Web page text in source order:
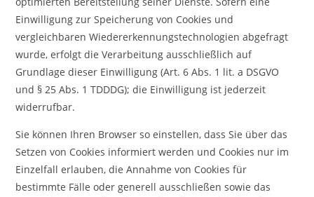
Einwilligung zur Speicherung von Cookies und
vergleichbaren Wiedererkennungstechnologien abgefragt
wurde, erfolgt die Verarbeitung ausschließlich auf
Grundlage dieser Einwilligung (Art. 6 Abs. 1 lit. a DSGVO
und § 25 Abs. 1 TDDDG); die Einwilligung ist jederzeit
widerrufbar.
Sie können Ihren Browser so einstellen, dass Sie über das
Setzen von Cookies informiert werden und Cookies nur im
Einzelfall erlauben, die Annahme von Cookies für
bestimmte Fälle oder generell ausschließen sowie das